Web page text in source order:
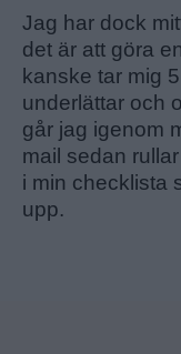
Jag har dock
det är att göra
kanske tar mig
underlättar och
går jag igenom
mail sedan
i min checklista
upp.